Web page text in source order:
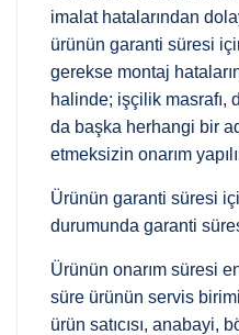
imalat hatalarından
ürünün garanti süresi
gerekse montaj
halinde; işçilik masrafı,
da başka herhangi bir
etmeksizin onarım
Ürünün garanti süresi
durumunda garanti
Ürünün onarım süresi
süre ürünün servis
ürün satıcısı, anabayi,